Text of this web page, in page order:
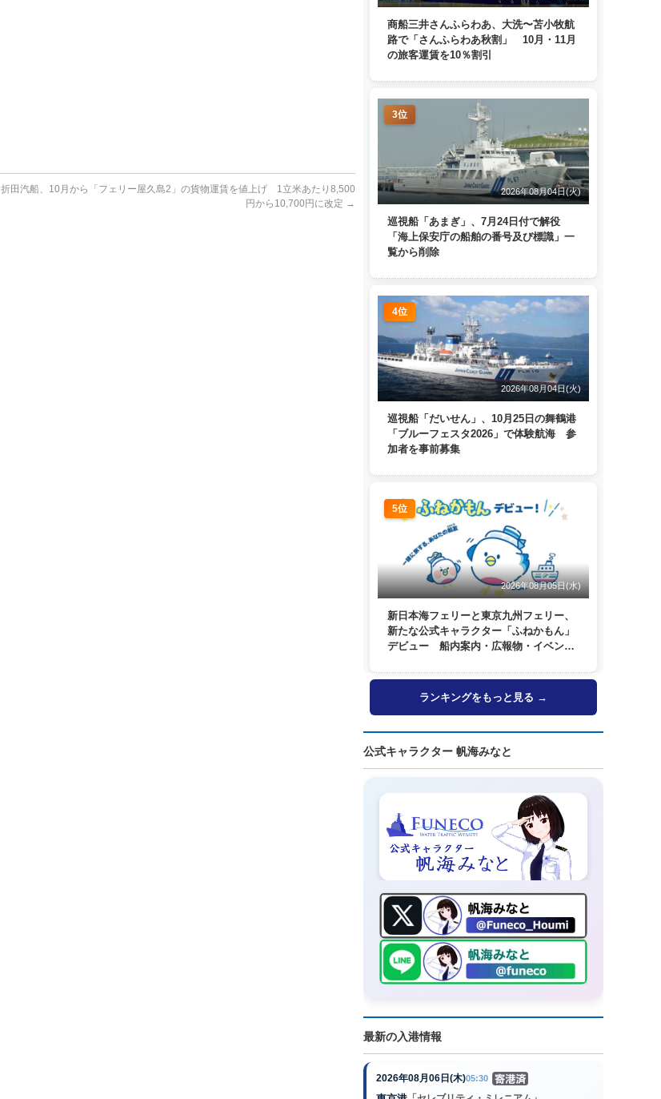
折田汽船、10月から「フェリー屋久島2」の貨物運賃を値上げ 1立米あたり8,500
円から10,700円に改定 →
商船三井さんふらわあ、大洗〜苫小牧航
路で「さんふらわあ秋割」 10月・11月
の旅客運賃を10％割引
3位
2026年08月04日(火)
巡視船「あまぎ」、7月24日付で解役
「海上保安庁の船舶の番号及び標識」一
覧から削除
4位
2026年08月04日(火)
巡視船「だいせん」、10月25日の舞鶴港
「ブルーフェスタ2026」で体験航海 参
加者を事前募集
5位
2026年08月05日(水)
新日本海フェリーと東京九州フェリー、
新たな公式キャラクター「ふねかもん」
デビュー 船内案内・広報物・イベン
ランキングをもっと見る →
公式キャラクター 帆海みなと
最新の入港情報
2026年08月06日(木)05:30